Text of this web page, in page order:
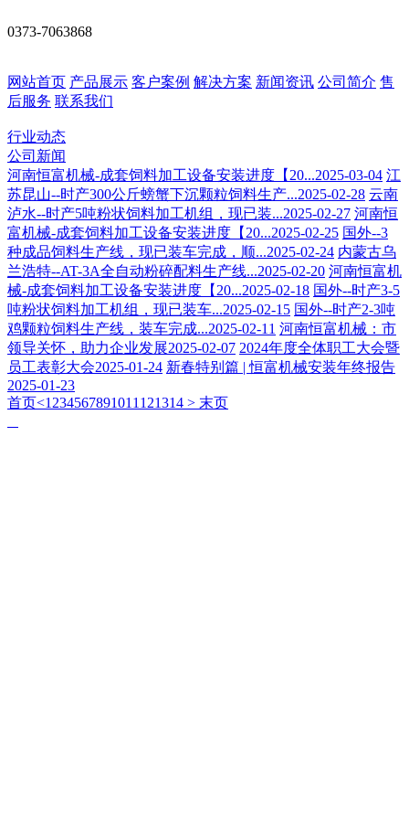
0373-7063868
网站首页 产品展示 客户案例 解决方案 新闻资讯 公司简介 售
后服务 联系我们
行业动态
公司新闻
河南恒富机械-成套饲料加工设备安装进度【20...2025-03-04 江
苏昆山--时产300公斤螃蟹下沉颗粒饲料生产...2025-02-28 云南
泸水--时产5吨粉状饲料加工机组，现已装...2025-02-27 河南恒
富机械-成套饲料加工设备安装进度【20...2025-02-25 国外--3
种成品饲料生产线，现已装车完成，顺...2025-02-24 内蒙古乌
兰浩特--AT-3A全自动粉碎配料生产线...2025-02-20 河南恒富机
械-成套饲料加工设备安装进度【20...2025-02-18 国外--时产3-5
吨粉状饲料加工机组，现已装车...2025-02-15 国外--时产2-3吨
鸡颗粒饲料生产线，装车完成...2025-02-11 河南恒富机械：市
领导关怀，助力企业发展2025-02-07 2024年度全体职工大会暨
员工表彰大会2025-01-24 新春特别篇 | 恒富机械安装年终报告
2025-01-23
首页<1 234567891011 121314 > 末页